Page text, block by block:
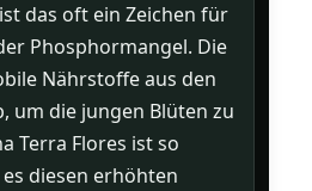
das oft ein Zeichen für
Phosphormangel. Die
Nährstoffe aus den
um die jungen Blüten zu
Terra Flores ist so
diesen erhöhten